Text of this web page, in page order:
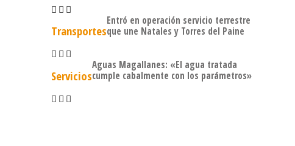
Transportes
Entró en operación servicio terrestre
que une Natales y Torres del Paine
Servicios
Aguas Magallanes: «El agua tratada
cumple cabalmente con los parámetros»